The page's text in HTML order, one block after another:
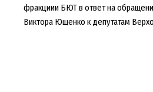
фракциии БЮТ в ответ на
Виктора Ющенко к депутатам